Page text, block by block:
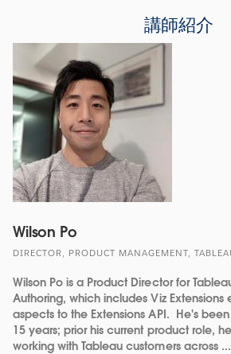
講師紹介
Wilson Po
DIRECTOR, PRODUCT MANAGEMENT,
Wilson Po is a Product Director for
Authoring, which includes Viz Extensions
aspects to the Extensions API. He's
15 years; prior his current product role,
working with Tableau customers across ...